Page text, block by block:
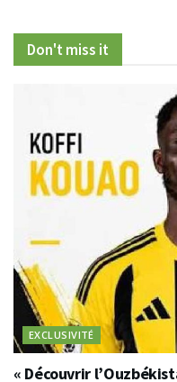
Don't miss it
EXCLUSIVITÉ
« Découvrir